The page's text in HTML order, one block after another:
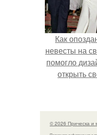
Как
невесты на
помогло
открыть
© 2026 Прическа и